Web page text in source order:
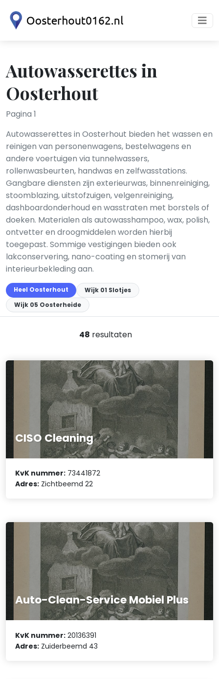
Autowasserettes in
Oosterhout
Pagina 1
Autowasserettes in Oosterhout bieden het wassen en
reinigen van personenwagens, bestelwagens en
andere voertuigen via tunnelwassers,
rollenwasbeurten, handwas en zelfwasstations.
Gangbare diensten zijn exterieurwas, binnenreiniging,
stoomblazing, uitstofzuigen, velgenreiniging,
dashboardonderhoud en wasstraten met borstels of
doeken. Materialen als autowasshampoo, wax, polish,
ontvetter en droogmiddelen worden hierbij
toegepast. Sommige vestigingen bieden ook
lakconservering, nano-coating en stomerij van
interieurbekleding aan.
Heel Oosterhout
Wijk 01 Slotjes
Wijk 05 Oosterheide
48 resultaten
CISO Cleaning
KvK nummer: 73441872
Adres: Zichtbeemd 22
Auto-Clean-Service Mobiel Plus
KvK nummer: 20136391
Adres: Zuiderbeemd 43